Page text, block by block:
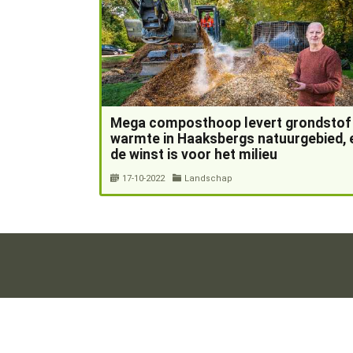
Mega composthoop levert grondstof
warmte in Haaksbergs natuurgebied,
de winst is voor het milieu
17-10-2022 Landschap